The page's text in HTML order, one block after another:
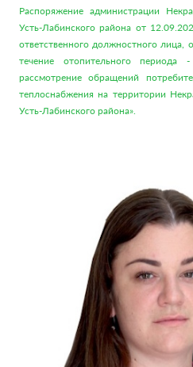
Распоряжение администрации
Усть-Лабинского района от
ответственного должностного лица,
течение отопительного периода
рассмотрение обращений
теплоснабжения на территории
Усть-Лабинского района».